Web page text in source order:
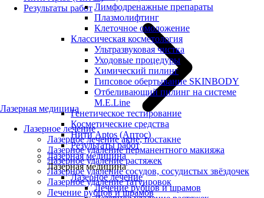
Результаты работ
Лазерная медицина
Лазерное лечение
Лазерное лечение акне, постакне
Лазерное удаление перманентного макияжа
Лазерное удаление растяжек
Лазерное удаление сосудов, сосудистых звёздочек
Лазерное удаление татуировок
Лечение рубцов и шрамов
Лимфодренажные препараты
Плазмолифтинг
Клеточное омоложение
Классическая косметология
Ультразвуковая чистка
Уходовые процедуры
Химический пилинг
Гипсовое обертывание SKINBODY
Отбеливающий пилинг на системе
M.E.Line
Генетическое тестирование
Косметические средства
Нити Aptos (Аптос)
Результаты работ
Лазерная медицина
Лазерная медицина
Лазерное лечение
Лечение рубцов и шрамов